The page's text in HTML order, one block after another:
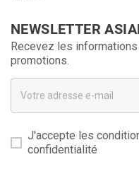
NEWSLETTER
Recevez les
promotions.
J'accepte les
confidentialité